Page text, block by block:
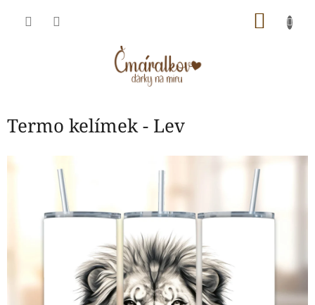
Termo kelímek - Lev